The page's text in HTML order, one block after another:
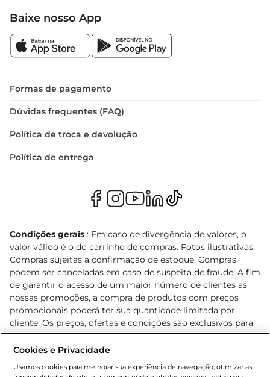
Baixe nosso App
Formas de pagamento
Dúvidas frequentes (FAQ)
Política de troca e devolução
Política de entrega
Condições gerais : Em caso de divergência de valores, o
valor válido é o do carrinho de compras. Fotos ilustrativas.
Compras sujeitas a confirmação de estoque. Compras
podem ser canceladas em caso de suspeita de fraude. A fim
de garantir o acesso de um maior número de clientes as
nossas promoções, a compra de produtos com preços
promocionais poderá ter sua quantidade limitada por
cliente. Os preços, ofertas e condições são exclusivos para
o e-commerce e válidos durante o dia de hoje, podendo
sofrer alterações sem prévia notificação. Proibida a venda
Lei n.º 8069/90, art. 81, inciso II (Estatuto da Criança e do
Cookies e Privacidade
Usamos cookies para melhorar sua experiência de navegação, otimizar as